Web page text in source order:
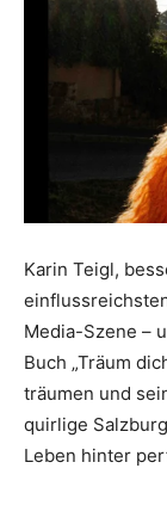
Karin Teigl,
Media-Szene –
Buch „Träum
träumen und
quirlige
Leben hinter